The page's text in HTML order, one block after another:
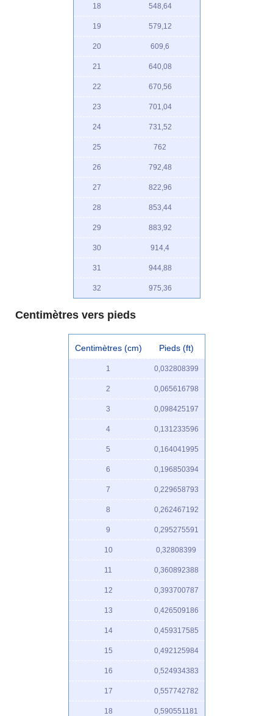
18 548,64
19 579,12
20 609,6
21 640,08
22 670,56
23 701,04
24 731,52
25 762
26 792,48
27 822,96
28 853,44
29 883,92
30 914,4
31 944,88
32 975,36
Centimètres vers pieds
Centimètres (cm) Pieds (ft)
1 0,032808399
2 0,065616798
3 0,098425197
4 0,131233596
5 0,164041995
6 0,196850394
7 0,229658793
8 0,262467192
9 0,295275591
10 0,32808399
11 0,360892388
12 0,393700787
13 0,426509186
14 0,459317585
15 0,492125984
16 0,524934383
17 0,557742782
18 0,590551181